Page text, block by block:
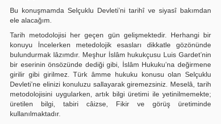
Bu konuşmamda Selçuklu Devleti’ni tarihî ve siyasî bakımdan
ele alacağım.
Tarih metodolojisi her geçen gün gelişmektedir. Herhangi bir
konuyu İncelerken metedolojik esasları dikkatle gözönünde
bulundurmak lâzımdır. Meşhur İslâm hukukçusu Luis Gardet’nin
bir eserinin önsözünde dediği gibi, İslâm Hukuku’na değirmene
girilir gibi girilmez. Türk âmme hukuku konusu olan Selçuklu
Devleti’ne elinizi konuluzu sallayarak giremezsiniz. Meselâ, tarih
metodolojisini uygularken, artık bilgi üretimi ile yetinilmemekte;
üretilen bilgi, tabiri câizse, Fikir ve görüş üretiminde
kullanılmaktadır.